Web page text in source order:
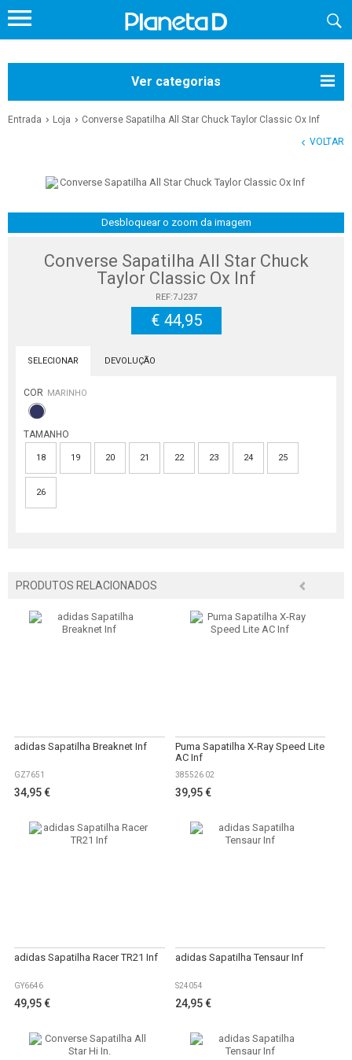
Ver categorias
Entrada Loja
Converse Sapatilha All Star Chuck Taylor Classic Ox Inf
VOLTAR
Desbloquear o zoom da imagem
Converse Sapatilha All Star Chuck
Taylor Classic Ox Inf
REF:7J237
€ 44,95
SELECIONAR DEVOLUÇÃO
COR MARINHO
TAMANHO
18 19 20 21 22 23 24 25
26
PRODUTOS RELACIONADOS
adidas Sapatilha Breaknet Inf
GZ7651
34,95 €
Puma Sapatilha X-Ray Speed Lite
AC Inf
385526 02
39,95 €
adidas Sapatilha Racer TR21 Inf
GY6646
49,95 €
adidas Sapatilha Tensaur Inf
S24054
24,95 €